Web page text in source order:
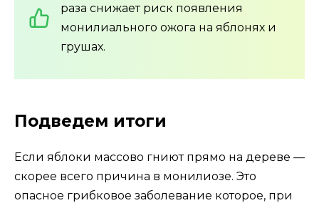
раза снижает риск появления
монилиального ожога на яблонях и
грушах.
Подведем итоги
Если яблоки массово гниют прямо на дереве —
скорее всего причина в монилиозе. Это
опасное грибковое заболевание которое, при